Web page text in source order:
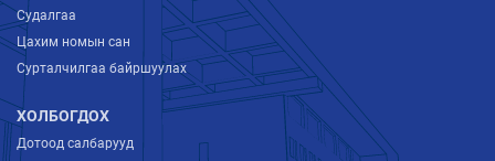
Судалгаа
Цахим номын сан
Сурталчилгаа байршуулах
ХОЛБОГДОХ
Дотоод салбарууд